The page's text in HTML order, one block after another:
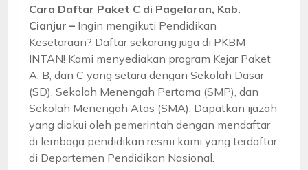
Cara Daftar Paket C di Pagelaran, Kab.
Cianjur – Ingin mengikuti Pendidikan
Kesetaraan? Daftar sekarang juga di PKBM
INTAN! Kami menyediakan program Kejar Paket
A, B, dan C yang setara dengan Sekolah Dasar
(SD), Sekolah Menengah Pertama (SMP), dan
Sekolah Menengah Atas (SMA). Dapatkan ijazah
yang diakui oleh pemerintah dengan mendaftar
di lembaga pendidikan resmi kami yang terdaftar
di Departemen Pendidikan Nasional.